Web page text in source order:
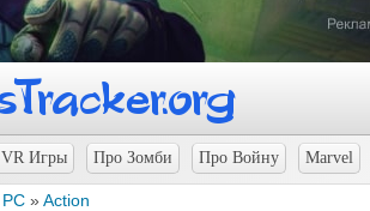
VR Игры Про Зомби Про Войну Marvel
PC »Action